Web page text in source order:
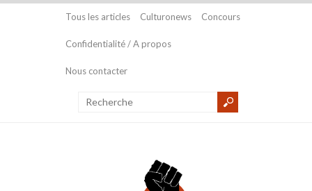
Tous les articles Culturonews Concours
Confidentialité / A propos
Nous contacter